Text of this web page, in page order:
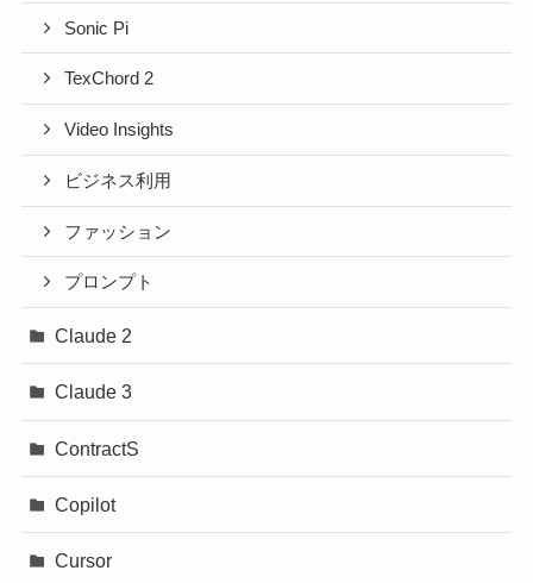
Sonic Pi
TexChord 2
Video Insights
ビジネス利用
ファッション
プロンプト
Claude 2
Claude 3
ContractS
Copilot
Cursor